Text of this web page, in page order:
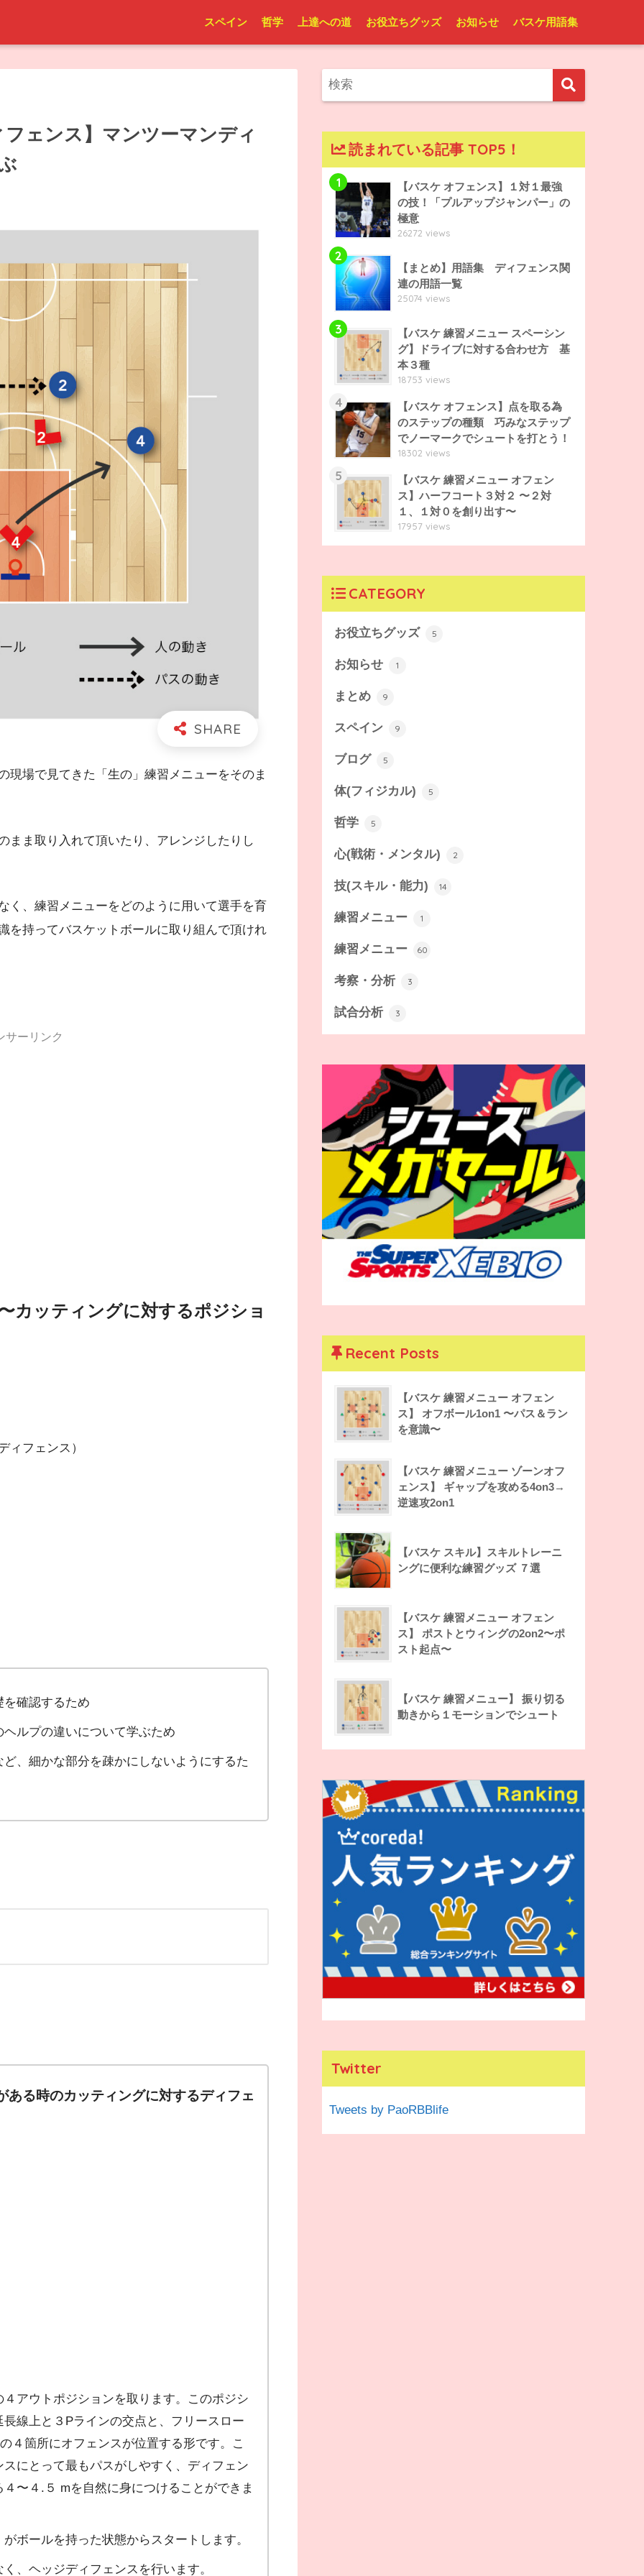
スペイン 哲学 上達への道 お役立ちグッズ お知らせ バスケ用語集
ェンス】マンツーマンディ
現場で見てきた「生の」練習メニューをそのま
まま取り入れて頂いたり、アレンジしたりし
く、練習メニューをどのように用いて選手を育
を持ってバスケットボールに取り組んで頂けれ
サーリンク
ッティングに対するポジショ
ィフェンス）
確認するため
ルプの違いについて学ぶため
、細かな部分を疎かにしないようにするた
る時のカッティングに対するディフェ
アウトポジションを取ります。このポジシ
線上と３Pラインの交点と、フリースロー
４箇所にオフェンスが位置する形です。こ
にとって最もパスがしやすく、ディフェン
〜４.５ mを自然に身につけることができま
ボールを持った状態からスタートします。
、ヘッジディフェンスを行います。
読まれている記事 TOP5！
1
【バスケ オフェンス】１対１最強
の技！「プルアップジャンパー」の
極意
26272 views
2
【まとめ】用語集 ディフェンス関
連の用語一覧
25074 views
3
【バスケ 練習メニュー スペーシン
グ】ドライブに対する合わせ方 基
本３種
18753 views
4
【バスケ オフェンス】点を取る為
のステップの種類 巧みなステップ
でノーマークでシュートを打とう！
18302 views
5
【バスケ 練習メニュー オフェン
ス】ハーフコート３対２ 〜２対
１、１対０を創り出す〜
17957 views
CATEGORY
お役立ちグッズ 5
お知らせ 1
まとめ 9
スペイン 9
ブログ 5
体(フィジカル) 5
哲学 5
心(戦術・メンタル) 2
技(スキル・能力) 14
練習メニュー 1
練習メニュー 60
考察・分析 3
試合分析 3
Recent Posts
【バスケ 練習メニュー オフェン
ス】 オフボール1on1 〜パス＆ラン
を意識〜
【バスケ 練習メニュー ゾーンオフ
ェンス】 ギャップを攻める4on3→
逆速攻2on1
【バスケ スキル】スキルトレーニ
ングに便利な練習グッズ ７選
【バスケ 練習メニュー オフェン
ス】 ポストとウィングの2on2〜ポ
スト起点〜
【バスケ 練習メニュー】 振り切る
動きから１モーションでシュート
Twitter
Tweets by PaoRBBlife